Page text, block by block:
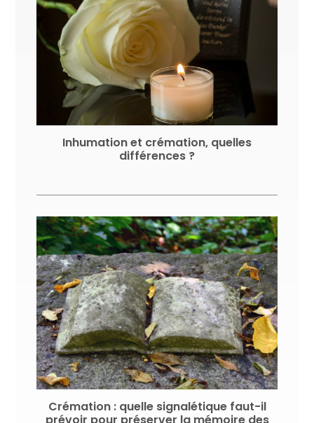
Inhumation et crémation, quelles
différences ?
Crémation : quelle signalétique faut-il